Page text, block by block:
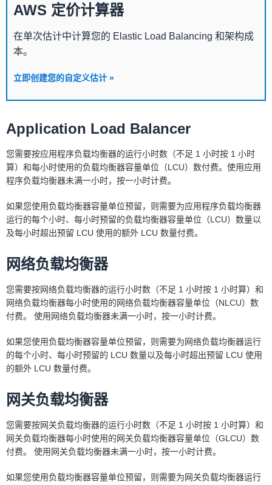
AWS 定价计算器
在单次估计中计算您的 Elastic Load Balancing 和架构成
本。
立即创建您的自定义估计 »
Application Load Balancer
您需要按应用程序负载均衡器的运行小时数（不足 1 小时按 1 小时
算）和每小时使用的负载均衡器容量单位（LCU）数付费。使用应用
程序负载均衡器未满一小时，按一小时计费。
如果您使用负载均衡器容量单位预留，则需要为应用程序负载均衡器
运行的每个小时、每小时预留的负载均衡器容量单位（LCU）数量以
及每小时超出预留 LCU 使用的额外 LCU 数量付费。
网络负载均衡器
您需要按网络负载均衡器的运行小时数（不足 1 小时按 1 小时算）和
网络负载均衡器每小时使用的网络负载均衡器容量单位（NLCU）数
付费。 使用网络负载均衡器未满一小时，按一小时计费。
如果您使用负载均衡器容量单位预留，则需要为网络负载均衡器运行
的每个小时、每小时预留的 LCU 数量以及每小时超出预留 LCU 使用
的额外 LCU 数量付费。
网关负载均衡器
您需要按网关负载均衡器的运行小时数（不足 1 小时按 1 小时算）和
网关负载均衡器每小时使用的网关负载均衡器容量单位（GLCU）数
付费。 使用网关负载均衡器未满一小时，按一小时计费。
如果您使用负载均衡器容量单位预留，则需要为网关负载均衡器运行